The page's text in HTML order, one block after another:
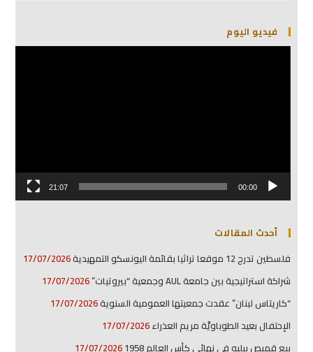
فيديو اليوم
مشغل
00:00
21:07
أحدث المقالات
فلسطين تدرج 12 موقعا تراثيا بقائمة اليونسكو التمهيدية
17/07/2026
شراكة استراتيجية بين جامعة AUL وجمعية “بيروتيات”
17/07/2026
“كاريتاس لبنان” عقدت جمعيتها العمومية السنوية17/07/2026
الإحتفال بعيد الطوباويَّة مريم العذراء17/07/2026
بيع قميص بيليه في نهائي كأس العالم 1958
17/07/2026